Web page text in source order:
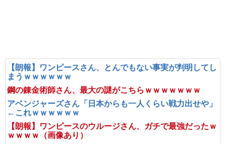
【朗報】ワンピースさん、とんでもない事実が判明してし
まうｗｗｗｗｗｗ
鋼の錬金術師さん、最大の謎がこちらｗｗｗｗｗｗｗ
アベンジャーズさん「日本からも一人くらい戦力出せや」
←これｗｗｗｗｗｗ
【朗報】ワンピースのウルージさん、ガチで最強だったｗ
ｗｗｗｗ（画像あり）